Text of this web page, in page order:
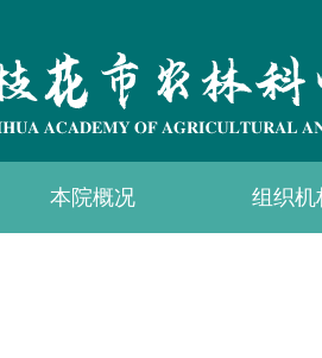
本院概况 组织机